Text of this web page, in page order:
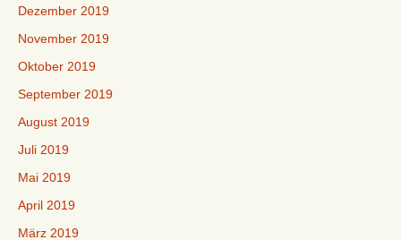
Dezember 2019
November 2019
Oktober 2019
September 2019
August 2019
Juli 2019
Mai 2019
April 2019
März 2019